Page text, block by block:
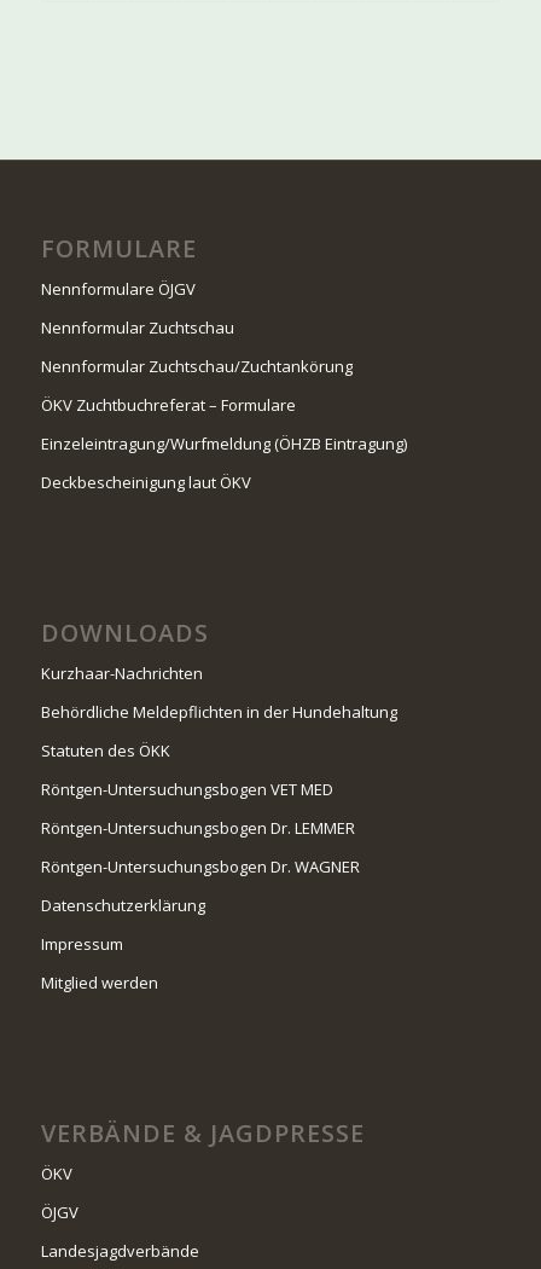
FORMULARE
Nennformulare ÖJGV
Nennformular Zuchtschau
Nennformular Zuchtschau/Zuchtankörung
ÖKV Zuchtbuchreferat – Formulare
Einzeleintragung/Wurfmeldung (ÖHZB Eintragung)
Deckbescheinigung laut ÖKV
DOWNLOADS
Kurzhaar-Nachrichten
Behördliche Meldepflichten in der Hundehaltung
Statuten des ÖKK
Röntgen-Untersuchungsbogen VET MED
Röntgen-Untersuchungsbogen Dr. LEMMER
Röntgen-Untersuchungsbogen Dr. WAGNER
Datenschutzerklärung
Impressum
Mitglied werden
VERBÄNDE & JAGDPRESSE
ÖKV
ÖJGV
Landesjagdverbände